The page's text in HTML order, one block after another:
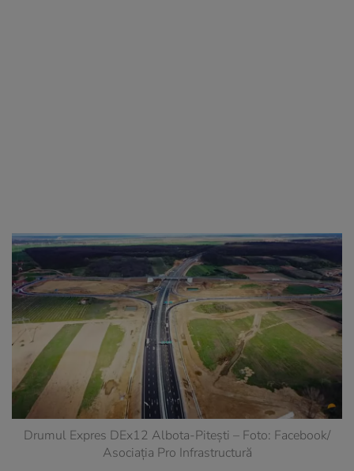
Drumul Expres DEx12 Albota-Pitești – Foto: Facebook/
Asociația Pro Infrastructură